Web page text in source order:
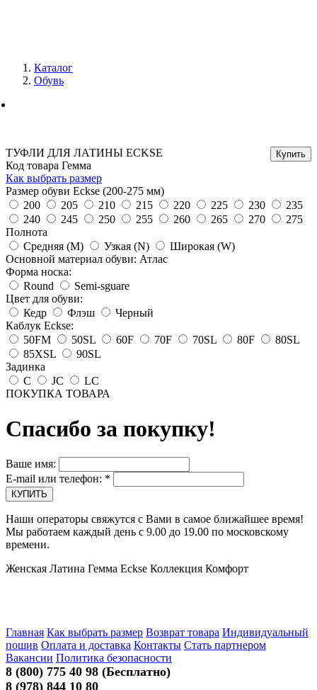
Каталог
Обувь
ТУФЛИ ДЛЯ ЛАТИНЫ ECKSE
Код товара Гемма
Как выбрать размер
Размер обуви Eckse (200-275 мм)
200
205 210 215 220 225 230
235
240
245 250 255 260 265 270
275
Полнота
Средняя (M)
Узкая (N)
Широкая (W)
Основной материал обуви: Атлас
Форма носка:
Round
Semi-sguare
Цвет для обуви:
Кедр
Флэш
Черный
Каблук Eckse:
50FM
50SL 60F 70F 70SL 80F
80SL
85XSL
90SL
Задинка
C
JC
LC
ПОКУПКА ТОВАРА
Спасибо за покупку!
Ваше имя:
E-mail или телефон: *
Наши операторы свяжутся с Вами в самое ближайшее время!
Мы работаем каждый день с 9.00 до 19.00 по московскому
времени.
Женская Латина Гемма Eckse Коллекция Комфорт
Главная Как выбрать размер Возврат товара Индивидуальный
пошив Оплата и доставка Контакты Стать партнером
Вакансии Политика безопасности
8 (800) 775 40 98 (Бесплатно)
8 (978) 844 10 80